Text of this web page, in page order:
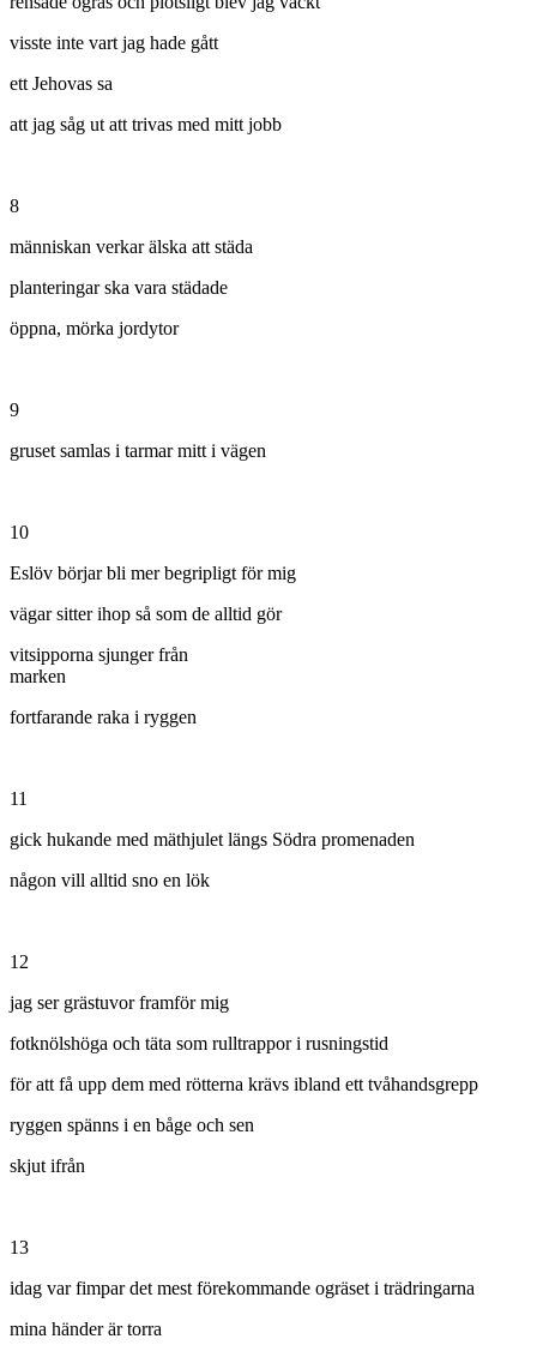
visste inte vart jag hade gått
ett Jehovas sa
att jag såg ut att trivas med mitt jobb
8
människan verkar älska att städa
planteringar ska vara städade
öppna, mörka jordytor
9
gruset samlas i tarmar mitt i vägen
10
Eslöv börjar bli mer begripligt för mig
vägar sitter ihop så som de alltid gör
vitsipporna sjunger från
marken
fortfarande raka i ryggen
11
gick hukande med mäthjulet längs Södra promenaden
någon vill alltid sno en lök
12
jag ser grästuvor framför mig
fotknölshöga och täta som rulltrappor i rusningstid
för att få upp dem med rötterna krävs ibland ett tvåhandsgrepp
ryggen spänns i en båge och sen
skjut ifrån
13
idag var fimpar det mest förekommande ogräset i trädringarna
mina händer är torra